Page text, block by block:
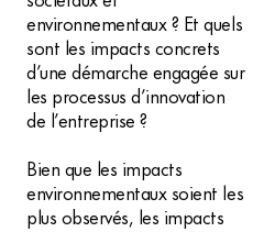
environnementaux ? Et quels
sont les impacts concrets
d’une démarche engagée sur
les processus d’innovation
de l’entreprise ?
Bien que les impacts
environnementaux soient les
plus observés, les impacts